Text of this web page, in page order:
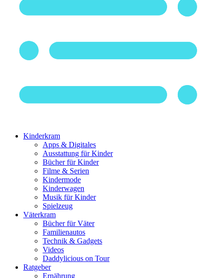
Kinderkram
Apps & Digitales
Ausstattung für Kinder
Bücher für Kinder
Filme & Serien
Kindermode
Kinderwagen
Musik für Kinder
Spielzeug
Väterkram
Bücher für Väter
Familienautos
Technik & Gadgets
Videos
Daddylicious on Tour
Ratgeber
Ernährung